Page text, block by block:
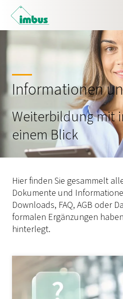
Informationen
Weiterbildung mit
einem Blick
Hier finden Sie gesammelt
Dokumente und
Downloads, FAQ, AGB oder
formalen Ergänzungen
hinterlegt.